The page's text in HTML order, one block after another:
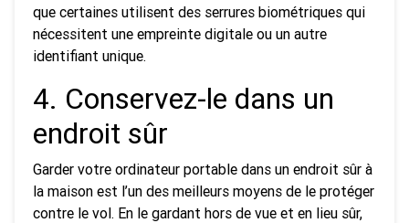
que certaines utilisent des serrures biométriques qui
nécessitent une empreinte digitale ou un autre
identifiant unique.
4. Conservez-le dans un
endroit sûr
Garder votre ordinateur portable dans un endroit sûr à
la maison est l’un des meilleurs moyens de le protéger
contre le vol. En le gardant hors de vue et en lieu sûr,